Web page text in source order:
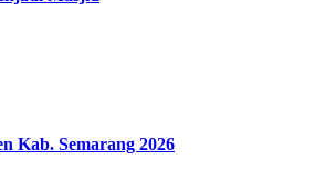
Kab. Semarang 2026